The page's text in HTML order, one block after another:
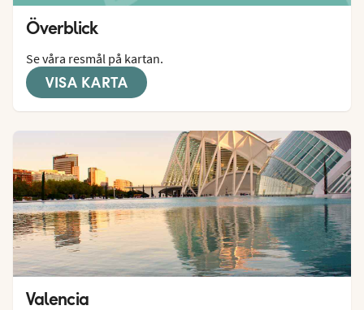
Överblick
Se våra resmål på kartan.
VISA KARTA
Valencia